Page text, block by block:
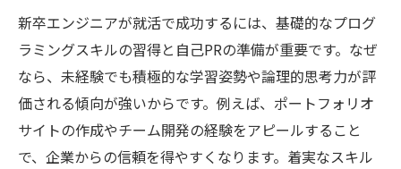
エンジニア就活サイトを活用した情報収集
術
就活で避けたい失敗例とその対策を解説
エンジニア就活で全落ちを防ぐための準備
法
エンジニア就職活動でよくある失敗例と対
新卒エンジニアが就活で成功するには、基礎的なプログ
ラミングスキルの習得と自己PRの準備が重要です。なぜ
なら、未経験でも積極的な学習姿勢や論理的思考力が評
価される傾向が強いからです。例えば、ポートフォリオ
サイトの作成やチーム開発の経験をアピールすること
で、企業からの信頼を得やすくなります。着実なスキル